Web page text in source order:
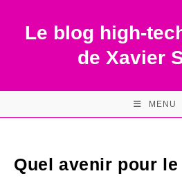
contentLe blog high-
de Xavier
MENU
Quel avenir pour